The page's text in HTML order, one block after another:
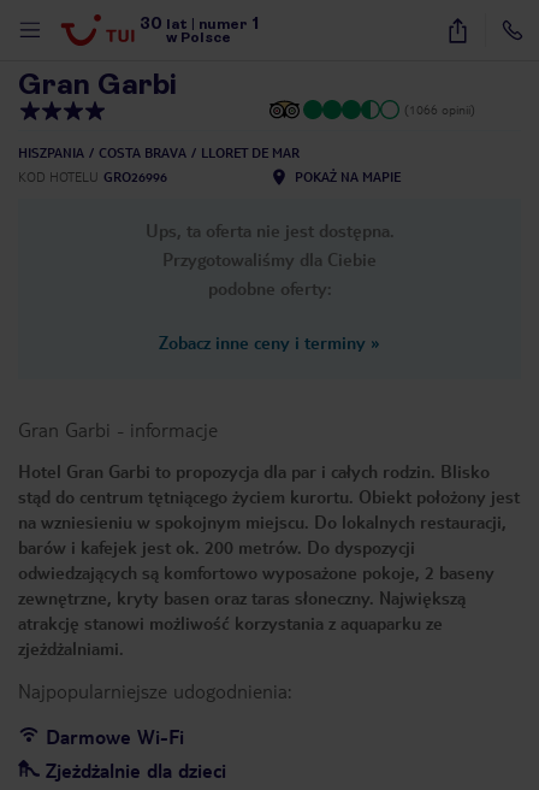
30 lat numer 1
w Polsce
26
Gran Garbi
(1066 opinii)
HISZPANIA COSTA BRAVA
LLORET DE MAR
KOD HOTELU GRO26996 POKAŻ NA MAPIE
Ups, ta oferta nie jest dostępna.
Przygotowaliśmy dla Ciebie
podobne oferty:
Zobacz inne ceny i terminy »
Gran Garbi - informacje
Hotel Gran Garbi to propozycja dla par i całych rodzin. Blisko
stąd do centrum tętniącego życiem kurortu. Obiekt położony jest
na wzniesieniu w spokojnym miejscu. Do lokalnych restauracji,
barów i kafejek jest ok. 200 metrów. Do dyspozycji
odwiedzających są komfortowo wyposażone pokoje, 2 baseny
zewnętrzne, kryty basen oraz taras słoneczny. Największą
atrakcję stanowi możliwość korzystania z aquaparku ze
zjeżdżalniami.
Najpopularniejsze udogodnienia:
Darmowe Wi-Fi
Zjeżdżalnie dla dzieci